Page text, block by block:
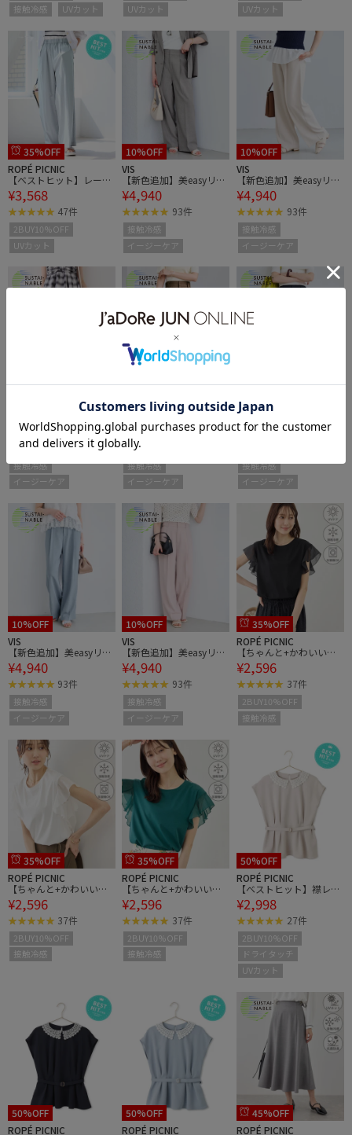
接触冷感
UVカット
UVカット
UVカット
35%OFF
ROPÉ PICNIC
【ベストヒット】レーヨ
ンナイロンイージーワイ
ドパンツ/UVカット
¥3,568
47件
2BUY10%OFF
UVカット
10%OFF
VIS
【新色追加】美easyリネ
ンライクワイドパンツ/
イージーケア・接触冷
感・セットアップ対応
¥4,940
93件
接触冷感
イージーケア
10%OFF
VIS
【新色追加】美easyリネ
ンライクワイドパンツ/
イージーケア・接触冷
感・セットアップ対応
¥4,940
93件
接触冷感
イージーケア
10%OFF
ンライクワイドパンツ/
イージーケア・接触冷
¥4,940
93件
接触冷感
イージーケア
10%OFF
VIS
【新色追加】美easyリネ
ンライクワイドパンツ/
イージーケア・接触冷
¥4,940
接触冷感
イージーケア
10%OFF
VIS
【新色追加】美easyリネ
ンライクワイドパンツ/
¥4,940
接触冷感
イージーケア
10%OFF
VIS
【新色追加】美easyリネ
ンライクワイドパンツ/
イージーケア・接触冷
感・セットアップ対応
¥4,940
93件
接触冷感
イージーケア
10%OFF
VIS
【新色追加】美easyリネ
ンライクワイドパンツ/
イージーケア・接触冷
感・セットアップ対応
¥4,940
93件
接触冷感
イージーケア
35%OFF
ROPÉ PICNIC
【ちゃんと+かわいい保
証】70シルケットシアー
フリルスリーブトップ
ス/UVケア・接触冷感
¥2,596
37件
2BUY10%OFF
接触冷感
35%OFF
ROPÉ PICNIC
【ちゃんと+かわいい保
証】70シルケットシアー
フリルスリーブトップ
ス/UVケア・接触冷感
¥2,596
37件
2BUY10%OFF
接触冷感
35%OFF
ROPÉ PICNIC
【ちゃんと+かわいい保
証】70シルケットシアー
フリルスリーブトップ
ス/UVケア・接触冷感
¥2,596
37件
2BUY10%OFF
接触冷感
50%OFF
ROPÉ PICNIC
【ベストヒット】襟レー
スフレンチスリーブブラ
ウス/UVカット
¥2,998
27件
2BUY10%OFF
ドライタッチ
UVカット
50%OFF
ROPÉ PICNIC
50%OFF
ROPÉ PICNIC
45%OFF
ROPÉ PICNIC